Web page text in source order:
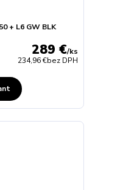
+ L6 GW BLK
289 €/ks
234,96 €bez DPH